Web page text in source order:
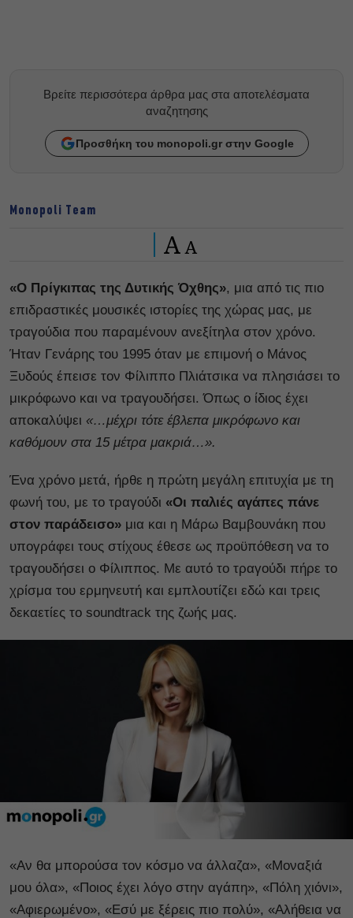
Βρείτε περισσότερα άρθρα μας στα αποτελέσματα
αναζητησης
Προσθήκη του monopoli.gr στην Google
Monopoli Team
A A
«Ο Πρίγκιπας της Δυτικής Όχθης», μια από τις πιο
επιδραστικές μουσικές ιστορίες της χώρας μας, με
τραγούδια που παραμένουν ανεξίτηλα στον χρόνο.
Ήταν Γενάρης του 1995 όταν με επιμονή ο Μάνος
Ξυδούς έπεισε τον Φίλιππο Πλιάτσικα να πλησιάσει το
μικρόφωνο και να τραγουδήσει. Όπως ο ίδιος έχει
αποκαλύψει «…μέχρι τότε έβλεπα μικρόφωνο και
καθόμουν στα 15 μέτρα μακριά…».
Ένα χρόνο μετά, ήρθε η πρώτη μεγάλη επιτυχία με τη
φωνή του, με το τραγούδι «Οι παλιές αγάπες πάνε
στον παράδεισο» μια και η Μάρω Βαμβουνάκη που
υπογράφει τους στίχους έθεσε ως προϋπόθεση να το
τραγουδήσει ο Φίλιππος. Με αυτό το τραγούδι πήρε το
χρίσμα του ερμηνευτή και εμπλουτίζει εδώ και τρεις
δεκαετίες το soundtrack της ζωής μας.
«Αν θα μπορούσα τον κόσμο να άλλαζα», «Μοναξιά
μου όλα», «Ποιος έχει λόγο στην αγάπη», «Πόλη χιόνι»,
«Αφιερωμένο», «Εσύ με ξέρεις πιο πολύ», «Αλήθεια να